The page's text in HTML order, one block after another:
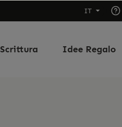
IT
Scrittura Idee Regalo